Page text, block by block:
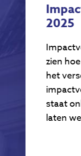
2025
zien
het
staat
laten